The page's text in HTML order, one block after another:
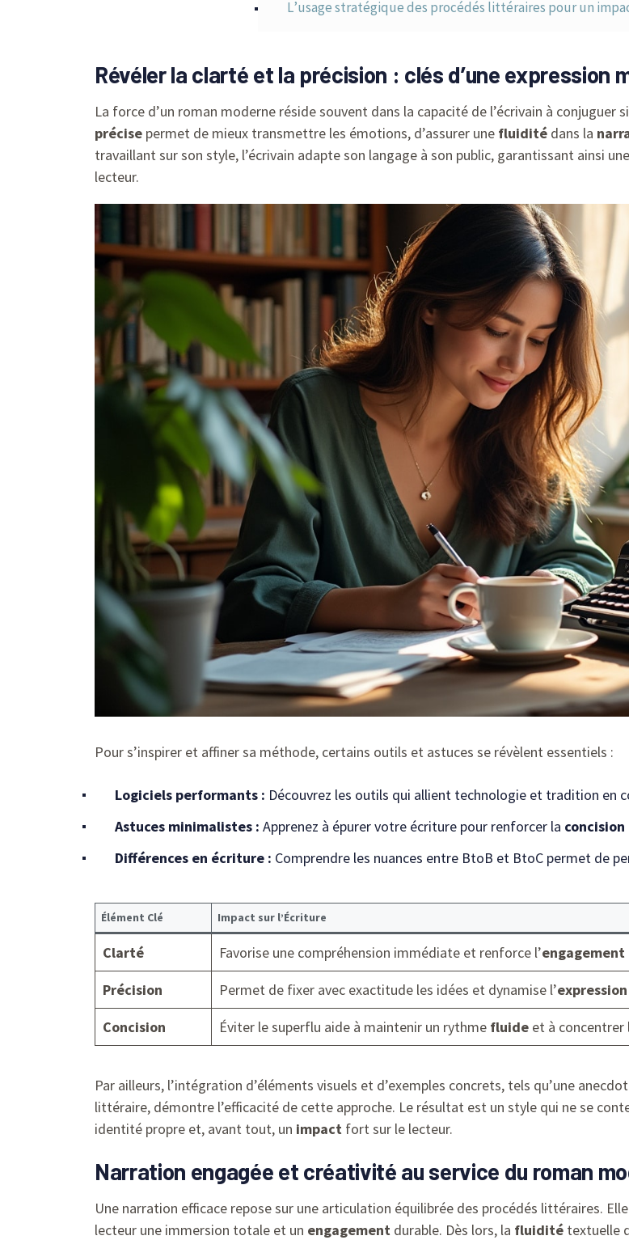
L’usage stratégique des procédés littéraires pour un
Révéler la clarté et la précision : clés d’une expression
La force d’un roman moderne réside souvent dans la capacité de l’écrivain à
précise permet de mieux transmettre les émotions, d’assurer une fluidité dans la
travaillant sur son style, l’écrivain adapte son langage à son public, garantissant ainsi une
lecteur.
Pour s’inspirer et affiner sa méthode, certains outils et astuces se révèlent essentiels :
Logiciels performants : Découvrez les outils qui allient technologie et tradition en
Astuces minimalistes : Apprenez à épurer votre écriture pour renforcer la concision
Différences en écriture : Comprendre les nuances entre BtoB et BtoC permet de
Élément Clé Impact sur l’Écriture
Clarté Favorise une compréhension immédiate et renforce l’engagement
Précision
Permet de fixer avec exactitude les idées et dynamise l’expression
Concision
Éviter le superflu aide à maintenir un rythme fluide et à concentrer
Par ailleurs, l’intégration d’éléments visuels et d’exemples concrets, tels qu’une
littéraire, démontre l’efficacité de cette approche. Le résultat est un style qui ne se
identité propre et, avant tout, un impact fort sur le lecteur.
Narration engagée et créativité au service du roman
Une narration efficace repose sur une articulation équilibrée des procédés littéraires.
lecteur une immersion totale et un engagement durable. Dès lors, la fluidité textuelle